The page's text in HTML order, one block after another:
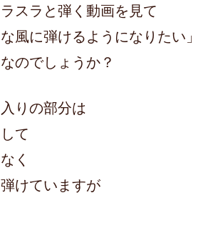
スラと弾く動画を見て
風に弾けるようになりたい」
のでしょうか？
りの部分は
て
く
けていますが